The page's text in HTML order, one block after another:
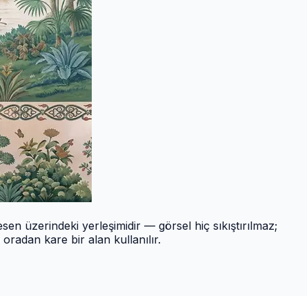
üzerindeki yerleşimidir — görsel hiç sıkıştırılmaz;
kare bir alan kullanılır.